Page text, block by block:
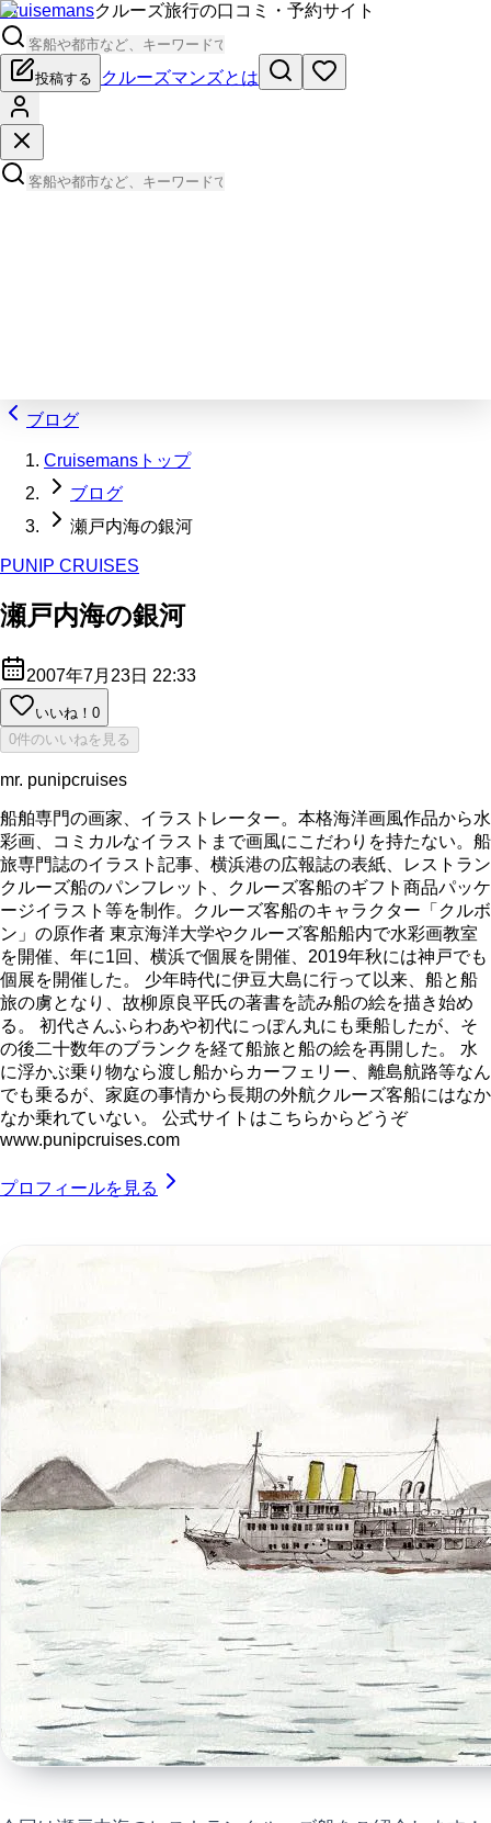
Cruisemansクルーズ旅行の口コミ・予約サイト
投稿する クルーズマンズとは
ブログ
Cruisemansトップ
ブログ
瀬戸内海の銀河
PUNIP CRUISES
瀬戸内海の銀河
2007年7月23日 22:33
いいね！ 0
0件のいいねを見る
mr. punipcruises
船舶専門の画家、イラストレーター。本格海洋画風作品から水
彩画、コミカルなイラストまで画風にこだわりを持たない。船
旅専門誌のイラスト記事、横浜港の広報誌の表紙、レストラン
クルーズ船のパンフレット、クルーズ客船のギフト商品パッケ
ージイラスト等を制作。クルーズ客船のキャラクター「クルボ
ン」の原作者 東京海洋大学やクルーズ客船船内で水彩画教室
を開催、年に1回、横浜で個展を開催、2019年秋には神戸でも
個展を開催した。 少年時代に伊豆大島に行って以来、船と船
旅の虜となり、故柳原良平氏の著書を読み船の絵を描き始め
る。 初代さんふらわあや初代にっぽん丸にも乗船したが、そ
の後二十数年のブランクを経て船旅と船の絵を再開した。 水
に浮かぶ乗り物なら渡し船からカーフェリー、離島航路等なん
でも乗るが、家庭の事情から長期の外航クルーズ客船にはなか
なか乗れていない。 公式サイトはこちらからどうぞ
www.punipcruises.com
プロフィールを見る